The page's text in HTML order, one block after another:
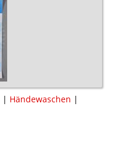
| Händewaschen |